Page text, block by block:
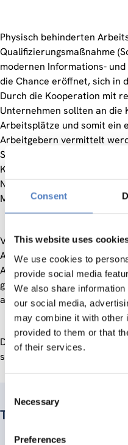
Consent
This website uses
We use cookies to
provide social media
We also share
our social media,
may combine it with other
provided to them or that
of their services.
Selection
Necessary
Preferences
Physisch behinderten
Qualifizierungsmaßnahme
modernen Informations-
die Chance eröffnet, sich in
Durch die Kooperation mit
Unternehmen sollten an die
Arbeitsplätze und somit ein
Arbeitgebern vermittelt
Schulungsmaßnahme (zwei
Kooperation mit dem Verein
Nichtbehinderte Gemeinsam
Markt Allhau.
Von den 8 TeilnehmerInnen
Arbeitsplatz, eine
Ausbildung zur Bürokauffrau
ging in Frühpension, nur
arbeitslos.
Das Ergebnis des zweiten
sind in einem regulären
Teammitglieder